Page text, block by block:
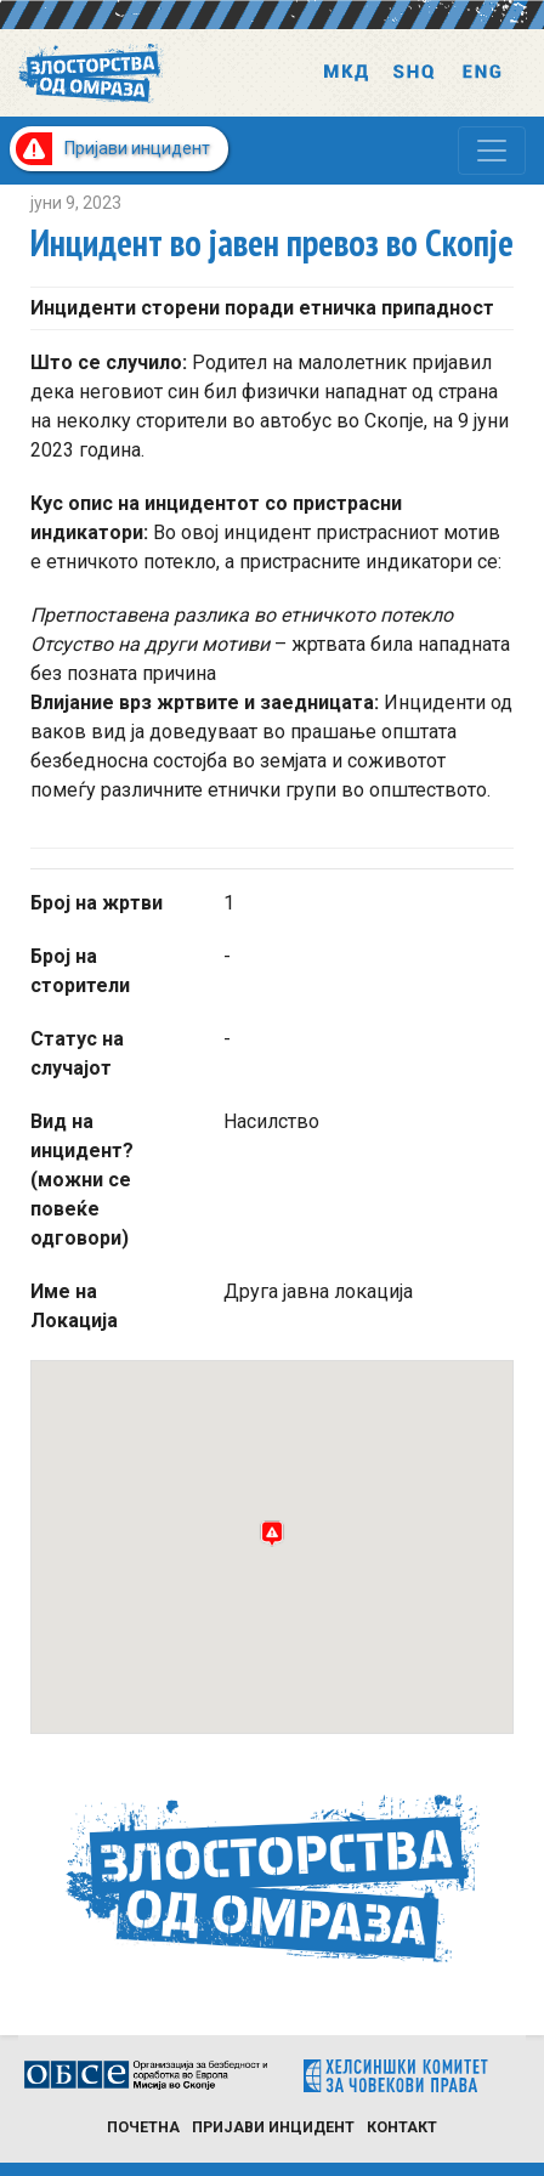
Пријави инцидент
јуни 9, 2023
Инцидент во јавен превоз во Скопје
Инциденти сторени поради етничка припадност
Што се случило: Родител на малолетник пријавил
дека неговиот син бил физички нападнат од страна
на неколку сторители во автобус во Скопје, на 9 јуни
2023 година.
Кус опис на инцидентот со пристрасни
индикатори: Во овој инцидент пристрасниот мотив
е етничкото потекло, а пристрасните индикатори се:
Претпоставена разлика во етничкото потекло
Отсуство на други мотиви – жртвата била нападната
без позната причина
Влијание врз жртвите и заедницата: Инциденти од
ваков вид ја доведуваат во прашање општата
безбедносна состојба во земјата и соживотот
помеѓу различните етнички групи во општеството.
Број на жртви 1
Број на
сторители
-
Статус на
случајот
-
Вид на
инцидент?
(можни се
повеќе
одговори)
Насилство
Име на
Локација
Друга јавна локација
ПОЧЕТНА ПРИЈАВИ ИНЦИДЕНТ КОНТАКТ